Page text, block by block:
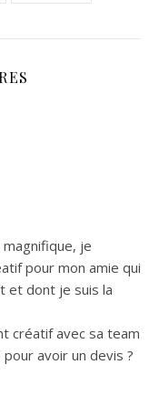
je
pour mon amie qui
et dont je suis la
créatif avec sa team
avoir un devis ?